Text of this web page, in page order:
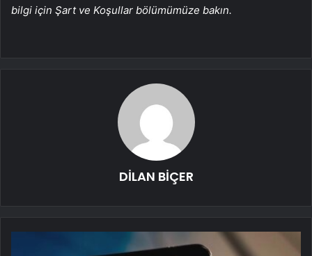
bilgi için Şart ve Koşullar bölümümüze bakın.
DİLAN BİÇER